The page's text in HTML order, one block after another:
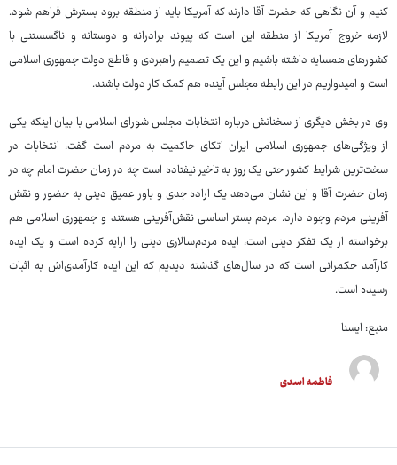
کنیم و آن نگاهی که حضرت آقا دارند که آمریکا باید از منطقه برود بسترش فراهم شود.
لازمه خروج آمریکا از منطقه این است که پیوند برادرانه و دوستانه و ناگسستنی با
کشورهای همسایه داشته باشیم و این یک تصمیم راهبردی و قاطع دولت جمهوری اسلامی
است و امیدواریم در این رابطه مجلس آینده هم کمک کار دولت باشند.
وی در بخش دیگری از سخنانش درباره انتخابات مجلس شورای اسلامی با بیان اینکه یکی
از ویژگی‌های جمهوری اسلامی ایران اتکای حاکمیت به مردم است گفت: انتخابات در
سخت‌ترین شرایط کشور حتی یک روز به تاخیر نیفتاده است چه در زمان حضرت امام چه در
زمان حضرت آقا و این نشان می‌دهد یک اراده جدی و باور عمیق دینی به حضور و نقش
آفرینی مردم وجود دارد. مردم بستر اساسی نقش‌آفرینی هستند و جمهوری اسلامی هم
برخواسته از یک تفکر دینی است، ایده مردم‌سالاری دینی را ارایه کرده است و یک ایده
کارآمد حکمرانی است که در سال‌های گذشته دیدیم که این ایده کارآمدی‌اش به اثبات
رسیده است.
منبع: ایسنا
فاطمه اسدی